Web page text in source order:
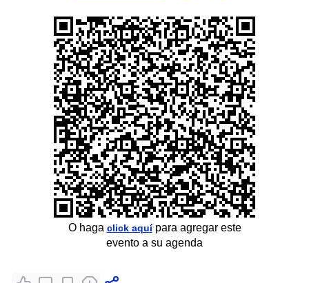
O haga click aquípara agregar este
evento a su agenda